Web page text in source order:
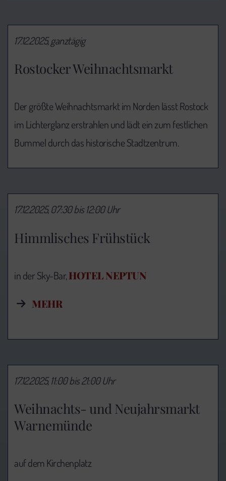
Rostocker Weihnachtsmarkt
17.12.2025, ganztägig
Der größte Weihnachtsmarkt im Norden lässt Rostock
im Lichterglanz erstrahlen und lädt ein zum festlichen
Bummel durch das historische Stadtzentrum.
Himmlisches Frühstück
17.12.2025, 07:30 bis 12:00 Uhr
in der Sky-Bar,HOTEL NEPTUN
MEHR
Weihnachts- und Neujahrsmarkt
Warnemünde
17.12.2025, 11:00 bis 21:00 Uhr
auf dem Kirchenplatz